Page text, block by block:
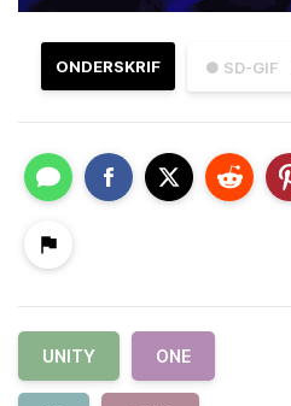
● SD-GIF
ONDERSKRIF
UNITY ONE